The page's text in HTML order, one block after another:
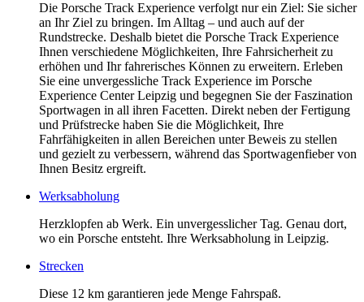
Die Porsche Track Experience verfolgt nur ein Ziel: Sie sicher
an Ihr Ziel zu bringen. Im Alltag – und auch auf der
Rundstrecke. Deshalb bietet die Porsche Track Experience
Ihnen verschiedene Möglichkeiten, Ihre Fahrsicherheit zu
erhöhen und Ihr fahrerisches Können zu erweitern. Erleben
Sie eine unvergessliche Track Experience im Porsche
Experience Center Leipzig und begegnen Sie der Faszination
Sportwagen in all ihren Facetten. Direkt neben der Fertigung
und Prüfstrecke haben Sie die Möglichkeit, Ihre
Fahrfähigkeiten in allen Bereichen unter Beweis zu stellen
und gezielt zu verbessern, während das Sportwagenfieber von
Ihnen Besitz ergreift.
Werksabholung
Herzklopfen ab Werk. Ein unvergesslicher Tag. Genau dort,
wo ein Porsche entsteht. Ihre Werksabholung in Leipzig.
Strecken
Diese 12 km garantieren jede Menge Fahrspaß.